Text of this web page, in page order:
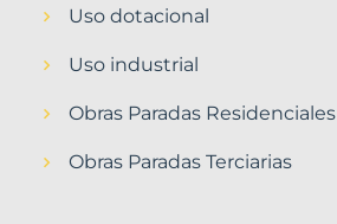
Uso dotacional
Uso industrial
Obras Paradas Residenciales
Obras Paradas Terciarias